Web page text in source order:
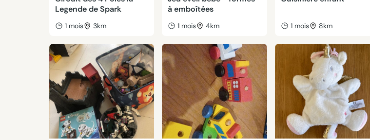
Legende de Spark
1 mois 3km
à emboîtées
1 mois 4km 1 mois 8km